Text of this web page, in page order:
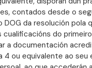
contados desde o
DOG da resolución pola
cualificacións do
a documentación
4 ou equivalente ao seu